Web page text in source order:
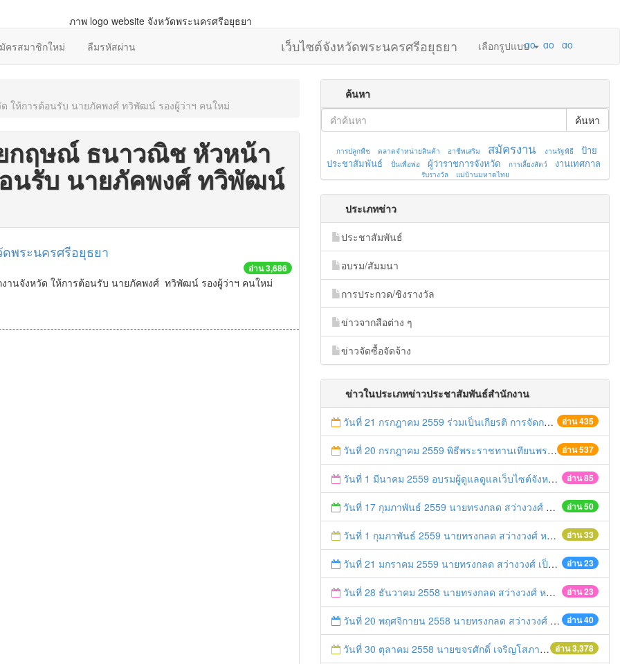
ครสมาชิกใหม่ ลืมรหัสผ่าน เว็บไซต์จังหวัดพระนครศรีอยุธยา เลือกรูปแบบ
ให้การต้อนรับ นายภัคพงศ์ ทวิพัฒน์ รองผู้ว่าฯ คนใหม่
กฤษณ์ ธนาวณิช หัวหน้า
นรับ นายภัคพงศ์ ทวิพัฒน์
พระนครศรีอยุธยา
อ่าน 3,686
นจังหวัด ให้การต้อนรับ นายภัคพงศ์ ทวิพัฒน์ รองผู้ว่าฯ คนใหม่
ค้นหา
ค้นหา
การปลูกพืช ตลาดจำหน่ายสินค้า อาชีพเสริม สมัครงาน งานรัฐพิธี
ป้าย
ประชาสัมพันธ์
ปั่นเพื่อพ่อ ผู้ว่าราชการจังหวัด การเลี้ยงสัตว์ งานเทศกาล
รับรางวัล แม่บ้านมหาดไทย
ประเภทข่าว
ประชาสัมพันธ์
อบรม/สัมมนา
การประกวด/ชิงรางวัล
ข่าวจากสือต่าง ๆ
ข่าวจัดซื้อจัดจ้าง
ข่าวในประเภทข่าวประชาสัมพันธ์สำนักงาน
อ่าน 435
วันที่ 21 กรกฎาคม 2559 ร่วมเป็นเกียรติ การจัดการประกวดของฝากประจำจังหวัดจากข้าวไรซ์เบอร์รี่
อ่าน 537
วันที่ 20 กรกฎาคม 2559 พิธีพระราชทานเทียนพรรษา พุทธศักราช 2559
อ่าน 85
วันที่ 1 มีนาคม 2559 อบรมผู้ดูแลดูแลเว็บไซต์จังหวัดพระนครศรีอยุธยา (admin)
อ่าน 50
วันที่ 17 กุมภาพันธ์ 2559 นายทรงกลด สว่างวงศ์ นำทีมข้าราชการร่วมพบปะหารือ "สภากาแฟ"
อ่าน 33
วันที่ 1 กุมภาพันธ์ 2559 นายทรงกลด สว่างวงศ์ หน.สนจ. นำทีมข้าราชการ/เจ้าหน้าที่/ ลูกจ้างสำนักงานจังหวัด ร่วมแสดงความยินดีเนื่องในโอกาสวันคล้ายวันเกิด นายประยูร รัตนเสนีย์
อ่าน 23
วันที่ 21 มกราคม 2559 นายทรงกลด สว่างวงศ์ เป็นประธานในการประชุมจัดทำแผนพัฒนาคุณภาพการให้บริการสำนักงานจังหวัดพระนครศรีอยุธยา
อ่าน 23
วันที่ 28 ธันวาคม 2558 นายทรงกลด สว่างวงศ์ หน.สนจ. เปิดการประชุมซักซ้อมแนวทางการใช้งานระบบสารบรรณอิเล็กทรอนิกส์ในการออกเลขที่หนังสืออัตโนมัติ
อ่าน 40
วันที่ 20 พฤศจิกายน 2558 นายทรงกลด สว่างวงศ์ หน.สนจ. นำข้าราชการ เจ้าหน้าที่ ลูกจ้างสำนักงานจังหวัดพระนครศรีอยุธยาร่วมกิจกรรม Big Cleaning Day
อ่าน 3,378
วันที่ 30 ตุลาคม 2558 นายขจรศักดิ์ เจริญโสภา รองผวจฯ เป็นประธานการประชุมสำนักงานจังหวัด